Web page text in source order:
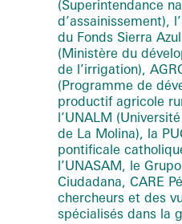
(Superintendance
d’assainissement),
du Fonds Sierra
(Ministère du
de l’irrigation),
(Programme de
productif agricole
l’UNALM
de La Molina), la
pontificale
l’UNASAM, le
Ciudadana, CARE
chercheurs et des
spécialisés dans la